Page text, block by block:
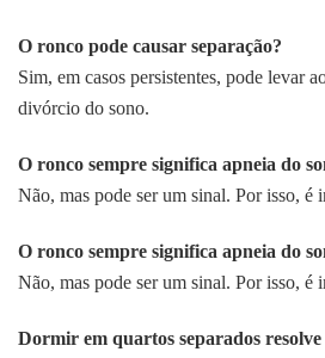
O ronco pode causar separação?
Sim, em casos persistentes, pode levar
divórcio do sono.
O ronco sempre significa apneia do
Não, mas pode ser um sinal. Por isso, é
O ronco sempre significa apneia do
Não, mas pode ser um sinal. Por isso, é
Dormir em quartos separados